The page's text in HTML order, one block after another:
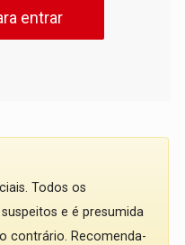
entrar
Todos os
e é presumida
contrário. Recomenda-